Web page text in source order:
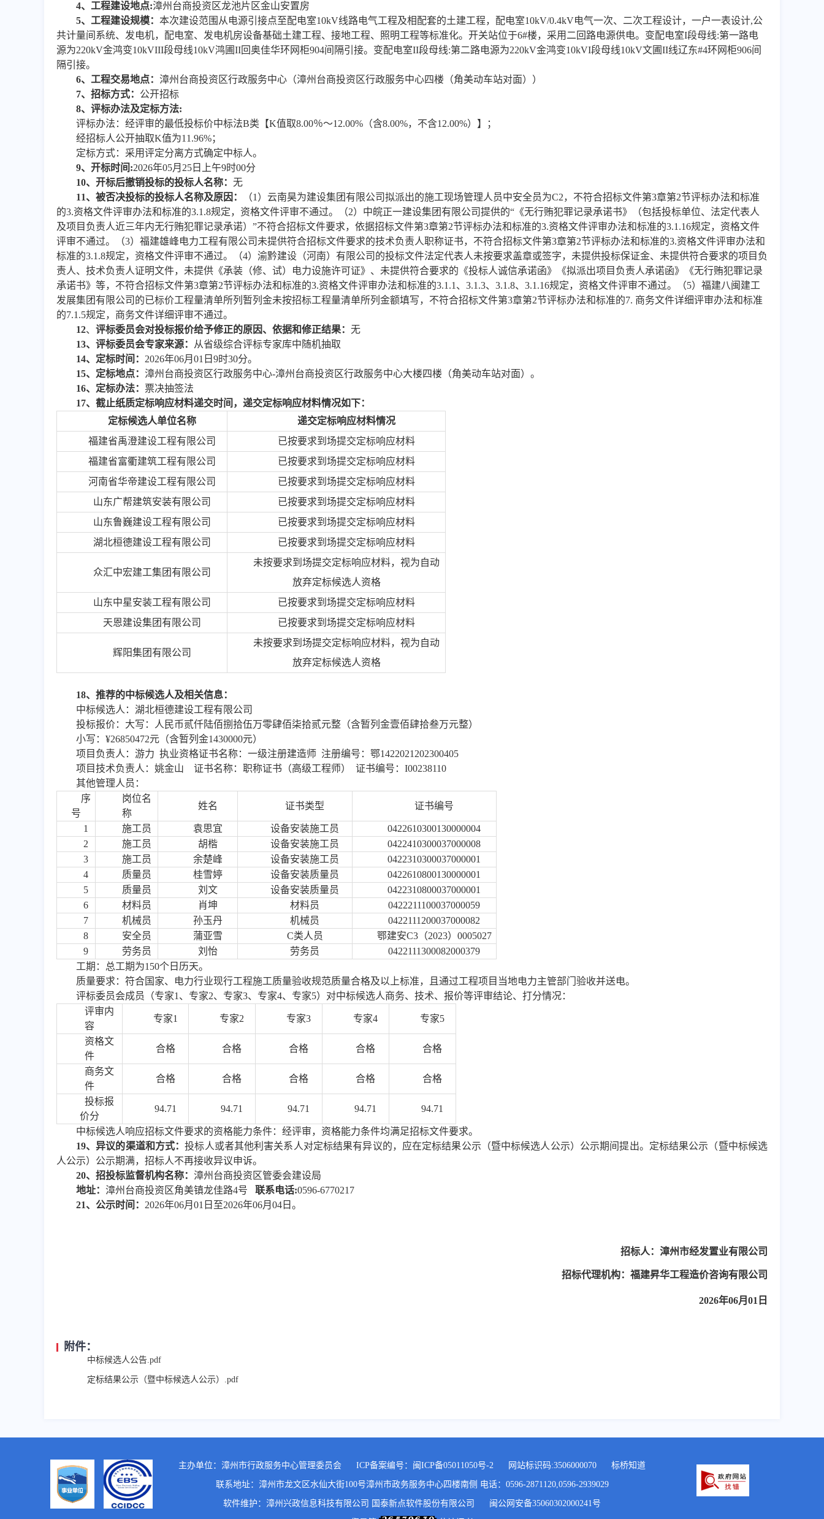
4、 工程建设地点:漳州台商投资区龙池片区金山安置房
5、 工程建设规模： 本次建设范围从电源引接点至配电室10kV线路电气工程及相配套的土建工程，配电室10kV/0.4kV电气一次、二次工程设计，一户一表设计,公
共计量间系统、发电机，配电室、发电机房设备基础土建工程、接地工程、照明工程等标准化。开关站位于6#楼，采用二回路电源供电。变配电室I段母线:第一路电
源为220kV金鸿变10kVIII段母线10kV鸿圃II回奥佳华环网柜904间隔引接。变配电室II段母线:第二路电源为220kV金鸿变10kVI段母线10kV文圃II线辽东#4环网柜906间
隔引接。
6、工程交易地点： 漳州台商投资区行政服务中心（漳州台商投资区行政服务中心四楼（角美动车站对面））
7、招标方式： 公开招标
8、评标办法及定标方法:
评标办法： 经评审的最低投标价中标法B类【K值取8.00％～12.00%（含8.00%，不含12.00%）】
；
经招标人公开抽取K值为11.96%；
定标方式：采用评定分离方式确定中标人。
9、 开标时间 :2026年05月 25 日上午9时00分
10、 开标后撤销投标的投标人名称： 无
11、 被否决投标的投标人名称及原因： （1 ）云南昊为建设集团有限公司拟派出的施工现场管理人员中安全员为C2，不符合招标文件第3章第2节评标办法和标准
的3.资格文件评审办法和标准的3.1.8规定，资格文件评审不通过。（2）中皖正一建设集团有限公司提供的“《无行贿犯罪记录承诺书》（包括投标单位、法定代表人
及项目负责人近三年内无行贿犯罪记录承诺）”不符合招标文件要求，依据招标文件第3章第2节评标办法和标准的3.资格文件评审办法和标准的3.1.16规定，资格文件
评审不通过。（3）福建雄峰电力工程有限公司未提供符合招标文件要求的技术负责人职称证书，不符合招标文件第3章第2节评标办法和标准的3.资格文件评审办法和
标准的3.1.8规定，资格文件评审不通过。（4）渝黔建设（河南）有限公司的投标文件法定代表人未按要求盖章或签字，未提供投标保证金、未提供符合要求的项目负
责人、技术负责人证明文件，未提供《承装（修、试）电力设施许可证》、未提供符合要求的《投标人诚信承诺函》《拟派出项目负责人承诺函》《无行贿犯罪记录
承诺书》等，不符合招标文件第3章第2节评标办法和标准的3.资格文件评审办法和标准的3.1.1、3.1.3、3.1.8、3.1.16规定，资格文件评审不通过。（5）福建八闽建工
发展集团有限公司的已标价工程量清单所列暂列金未按招标工程量清单所列金额填写，不符合招标文件第3章第2节评标办法和标准的7. 商务文件详细评审办法和标准
的7.1.5规定，商务文件详细评审不通过。
12、 评标委员会对投标报价给予修正的原因、依据和修正结果： 无
13、 评标委员会专家来源：
从省级综合评标专家库中随机抽取
14、 定标时间： 2026年06月01日9时30分。
15、定标地点： 漳州台商投资区行政服务中心-漳州台商投资区行政服务中心大楼四楼（角美动车站对面）。
16、定标办法： 票决抽签法
17、截止纸质定标响应材料递交时间，递交定标响应材料情况如下：
定标候选人单位名称
递交定标响应材料情况
福建省禹澄建设工程有限公司
已按要求到场提交定标响应材料
福建省富衢建筑工程有限公司
已按要求到场提交定标响应材料
河南省华帝建设工程有限公司
已按要求到场提交定标响应材料
山东广帮建筑安装有限公司
已按要求到场提交定标响应材料
山东鲁巍建设工程有限公司
已按要求到场提交定标响应材料
湖北桓德建设工程有限公司
已按要求到场提交定标响应材料
众汇中宏建工集团有限公司
未按要求到场提交定标响应材料，视为自动
放弃定标候选人资格
山东中星安装工程有限公司
已按要求到场提交定标响应材料
天恩建设集团有限公司
已按要求到场提交定标响应材料
辉阳集团有限公司
未按要求到场提交定标响应材料，视为自动
放弃定标候选人资格
18、推荐的中标候选人及相关信息：
中标候选人： 湖北桓德建设工程有限公司
投标报价： 大写：人民币贰仟陆佰捌拾伍万零肆佰柒拾贰元整（含暂列金壹佰肆拾叁万元整）
小写： ¥26850472元（含暂列金1430000元）
项目负责人：游力 执业资格证书名称： 一级注册建造师 注册编号： 鄂1422021202300405
项目技术负责人： 姚金山 证书名称：职称证书（高级工程师） 证书编号： I00238110
其他管理人员 ：
序
号
岗位名
称
姓名 证书类型 证书编号
1 施工员 袁思宜 设备安装施工员
0422610300130000004
2
施工员 胡楷 设备安装施工员
0422410300037000008
3
施工员 余楚峰 设备安装施工员
0422310300037000001
4
质量员 桂雪婷 设备安装质量员
0422610800130000001
5
质量员 刘文 设备安装质量员
0422310800037000001
6
材料员 肖坤 材料员
0422211100037000059
7
机械员 孙玉丹 机械员
0422111200037000082
8
安全员 蒲亚雪 C类人 员 鄂建安C3（2023）0005027
9
劳务员 刘怡 劳务员
0422111300082000379
工期 ： 总工期为150个日历天。
质量要求 ： 符合国家、电力行业现行工程施工质量验收规范质量合格及以上标准，且通过工程项目当地电力主管部门验收并送电。
评标委员会成员（专家1、专家2、专家3、专家4、专家5）对中标候选人商务、技术、报价等评审结论、打分情况：
评审内
容
专家1 专家2 专家3 专家4 专家5
资格文
件
合格 合格 合格 合格 合格
商务文
件
合格 合格 合格 合格 合格
投标报
价分
94.71 94.71 94.71 94.71 94.71
中标候选人响应招标文件要求的资格能力条件： 经评审， 资格能力条件均满足招标文件要求。
19、异议的渠道和方式：投标人或者其他利害关系人对定标结果有异议的，应在定标结果公示（暨中标候选人公示）公示期间提出。定标结果公示（暨中标候选
人公示）公示期满，招标人不再接收异议申诉。
20、招投标监督机构名称： 漳州台商投资区管委会建设局
地址： 漳州台商投资区角美镇龙佳路4号 联系电话:0596-6770217
21、公示时间： 2026年06月 01 日至2026年06月 04 日 。
招标人：漳州市经发置业有限公司
招标代理机构：福建昇华工程造价咨询有限公司
2026年06月01日
附件：
中标候选人公告.pdf
定标结果公示（暨中标候选人公示）.pdf
主办单位：漳州市行政服务中心管理委员会 ICP备案编号： 闽ICP备05011050号-2 网站标识码:3506000070 标桥知道
联系地址：漳州市龙文区水仙大街100号漳州市政务服务中心四楼南侧 电话：0596-2871120,0596-2939029
软件维护：漳州兴政信息科技有限公司 国泰新点软件股份有限公司 闽公网安备35060302000241号